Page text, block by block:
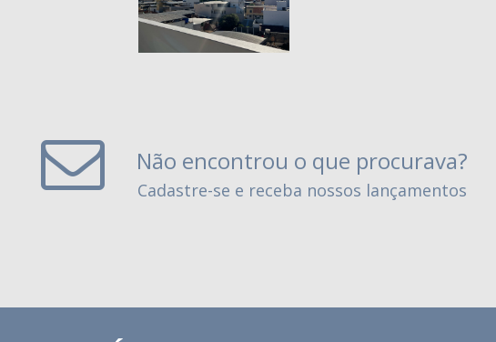
Não encontrou o que procurava?
Cadastre-se e receba nossos lançamentos